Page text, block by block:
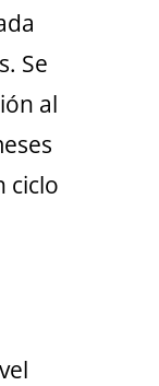
Se
al
ciclo